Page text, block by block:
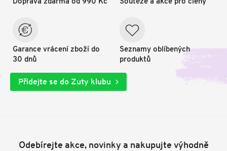
Doprava zdarma od 990 Kč
Garance vrácení zboží do
30 dnů
Soutěže a akce pro členy
Seznamy oblíbených
produktů
Přidejte se do Zuty klubu
Odebírejte akce, novinky a nakupujte výhodně